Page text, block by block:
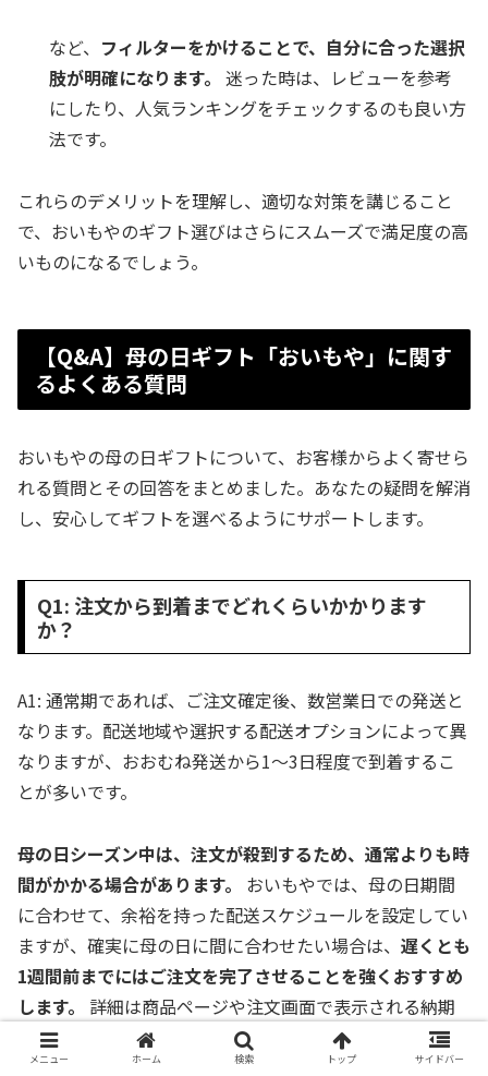
など、 フィルターをかけることで、自分に合った選択
肢が明確になります。 迷った時は、レビューを参考
にしたり、人気ランキングをチェックするのも良い方
法です。
これらのデメリットを理解し、適切な対策を講じること
で、おいもやのギフト選びはさらにスムーズで満足度の高
いものになるでしょう。
【Q&A】母の日ギフト「おいもや」に関す
るよくある質問
おいもやの母の日ギフトについて、お客様からよく寄せら
れる質問とその回答をまとめました。あなたの疑問を解消
し、安心してギフトを選べるようにサポートします。
Q1: 注文から到着までどれくらいかかります
か？
A1: 通常期であれば、ご注文確定後、数営業日での発送と
なります。配送地域や選択する配送オプションによって異
なりますが、おおむね発送から1〜3日程度で到着するこ
とが多いです。
母の日シーズン中は、注文が殺到するため、通常よりも時
間がかかる場合があります。
おいもやでは、母の日期間
に合わせて、余裕を持った配送スケジュールを設定してい
ますが、確実に母の日に間に合わせたい場合は、 遅くとも
1週間前までにはご注文を完了させることを強くおすすめ
します。
詳細は商品ページや注文画面で表示される納期
をご確認ください。
メニュー ホーム 検索 トップ サイドバー